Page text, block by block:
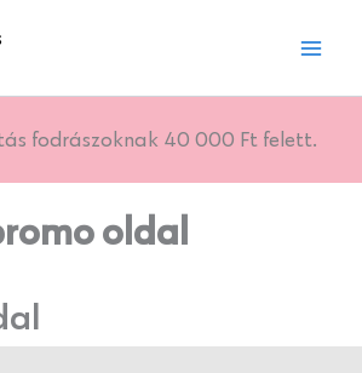
fodrászoknak 40 000 Ft felett.
oldal